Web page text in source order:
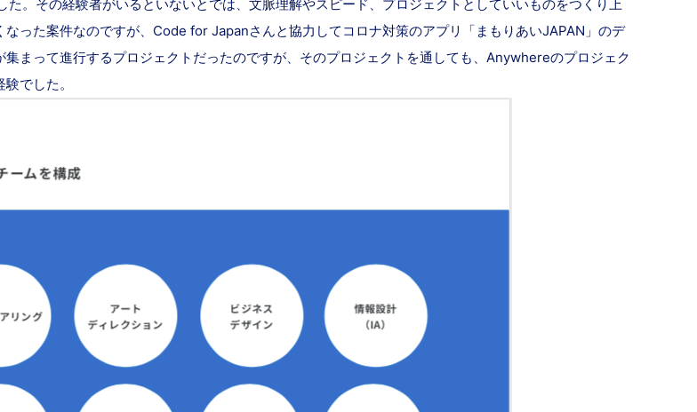
。その経験者がいるといないとでは、文脈理解やスピード、プロジェクトとしていいものをつくり上
った案件なのですが、Code for Japanさんと協力してコロナ対策のアプリ「まもりあいJAPAN」のデ
まって進行するプロジェクトだったのですが、そのプロジェクトを通しても、Anywhereのプロジェク
でした。